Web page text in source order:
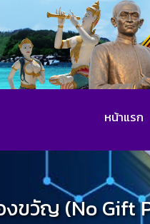
หน้าแรก
งขวัญ (No Gift